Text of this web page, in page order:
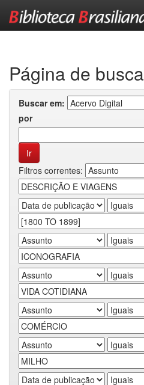
Página de busca
Buscar em:
por
Filtros correntes: